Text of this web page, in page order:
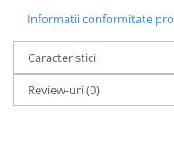
Informatii conformitate
Caracteristici
Review-uri(0)